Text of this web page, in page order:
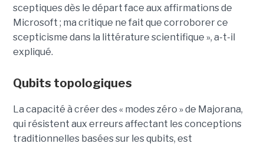
sceptiques dès le départ face aux affirmations de
Microsoft ; ma critique ne fait que corroborer ce
scepticisme dans la littérature scientifique », a-t-il
expliqué.
Qubits topologiques
La capacité à créer des « modes zéro » de Majorana,
qui résistent aux erreurs affectant les conceptions
traditionnelles basées sur les qubits, est